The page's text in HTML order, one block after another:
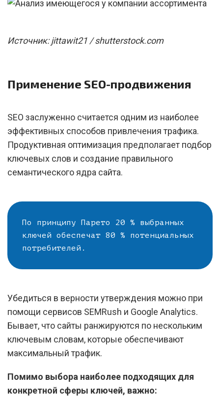
Источник: jittawit21 / shutterstock.com
Применение SEO-продвижения
SEO заслуженно считается одним из наиболее
эффективных способов привлечения трафика.
Продуктивная оптимизация предполагает подбор
ключевых слов и создание правильного
семантического ядра сайта.
По принципу Парето 20 % выбранных
ключей обеспечат 80 % потенциальных
потребителей.
Убедиться в верности утверждения можно при
помощи сервисов SEMRush и Google Analytics.
Бывает, что сайты ранжируются по нескольким
ключевым словам, которые обеспечивают
максимальный трафик.
Помимо выбора наиболее подходящих для
конкретной сферы ключей, важно: